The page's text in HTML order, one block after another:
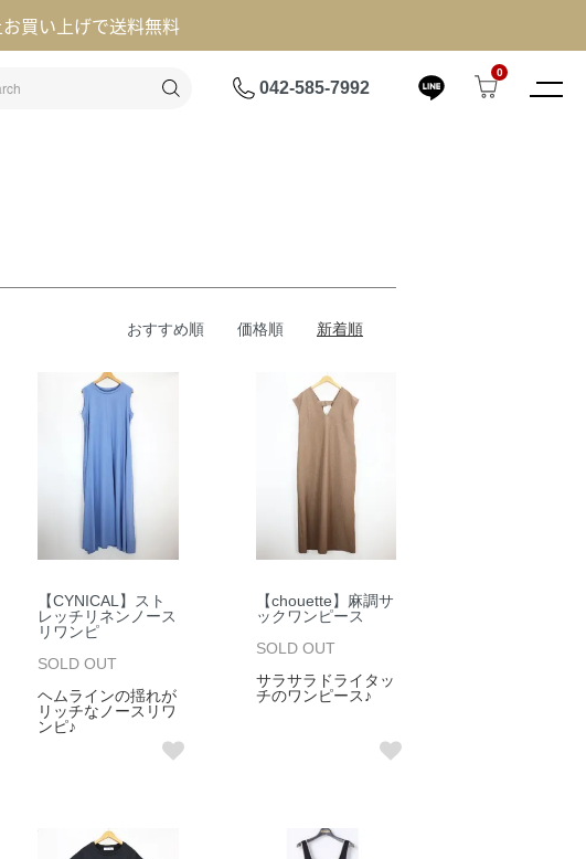
買い上げで送料無料
042-585-7992
0
おすすめ順 価格順 新着順
【CYNICAL】スト
レッチリネンノース
リワンピ
SOLD OUT
ヘムラインの揺れが
リッチなノースリワ
ンピ♪
【chouette】麻調サ
ックワンピース
SOLD OUT
サラサラドライタッ
チのワンピース♪